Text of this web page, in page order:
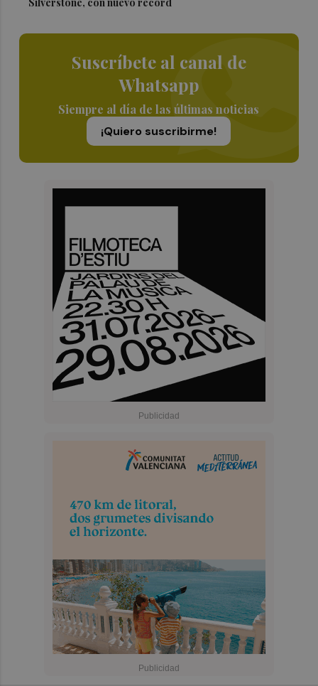
Silverstone, con nuevo récord
Suscríbete al canal de
Whatsapp
Siempre al día de las últimas noticias
¡Quiero suscribirme!